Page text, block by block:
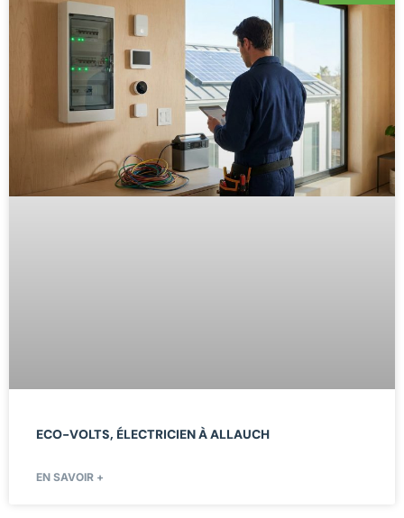
ECO-VOLTS, ÉLECTRICIEN À ALLAUCH
EN SAVOIR +